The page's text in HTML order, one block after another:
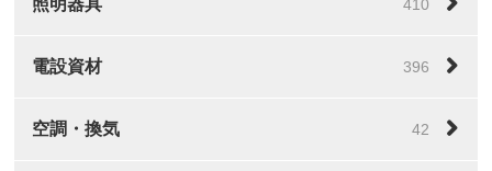
照明器具 410
電設資材 396
空調・換気 42